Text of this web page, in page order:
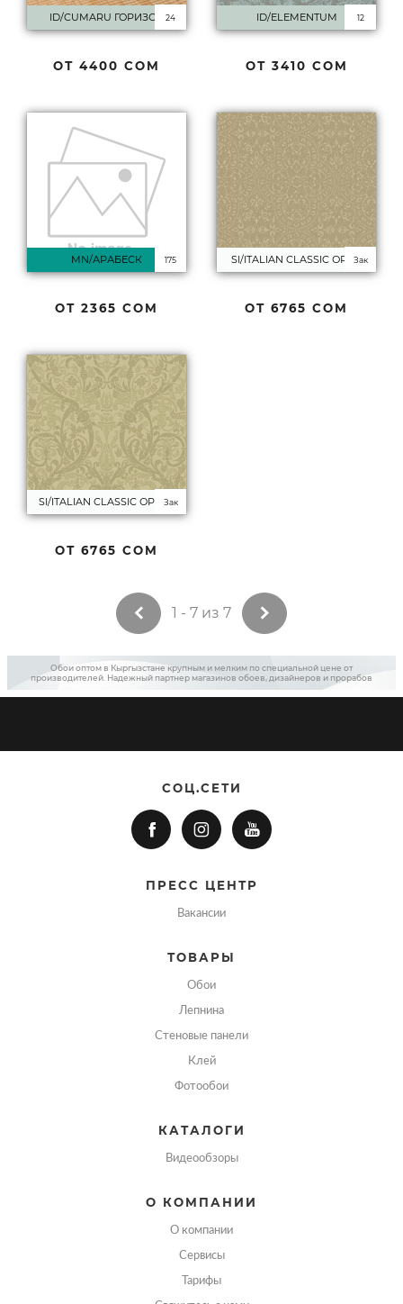
24
ID/CUMARU ГОРИЗОН
ОТ 4400 СОМ
12
ID/ELEMENTUM
ОТ 3410 СОМ
175
MN/АРАБЕСК
ОТ 2365 СОМ
Зак
SI/ITALIAN CLASSIC ОРНА
ОТ 6765 СОМ
Зак
SI/ITALIAN CLASSIC ОРНА2
ОТ 6765 СОМ
1 - 7 из 7
Обои оптом в Кыргызстане крупным и мелким по специальной цене от
производителей. Надежный партнер магазинов обоев, дизайнеров и прорабов
СОЦ.СЕТИ
ПРЕСС ЦЕНТР
Вакансии
ТОВАРЫ
Обои
Лепнина
Стеновые панели
Клей
Фотообои
КАТАЛОГИ
Видеообзоры
О КОМПАНИИ
О компании
Сервисы
Тарифы